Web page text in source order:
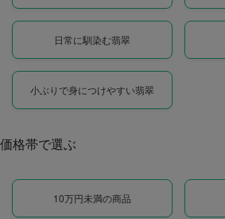
日常に馴染む翡翠
小ぶりで身につけやすい翡翠
価格帯で選ぶ
10万円未満の商品